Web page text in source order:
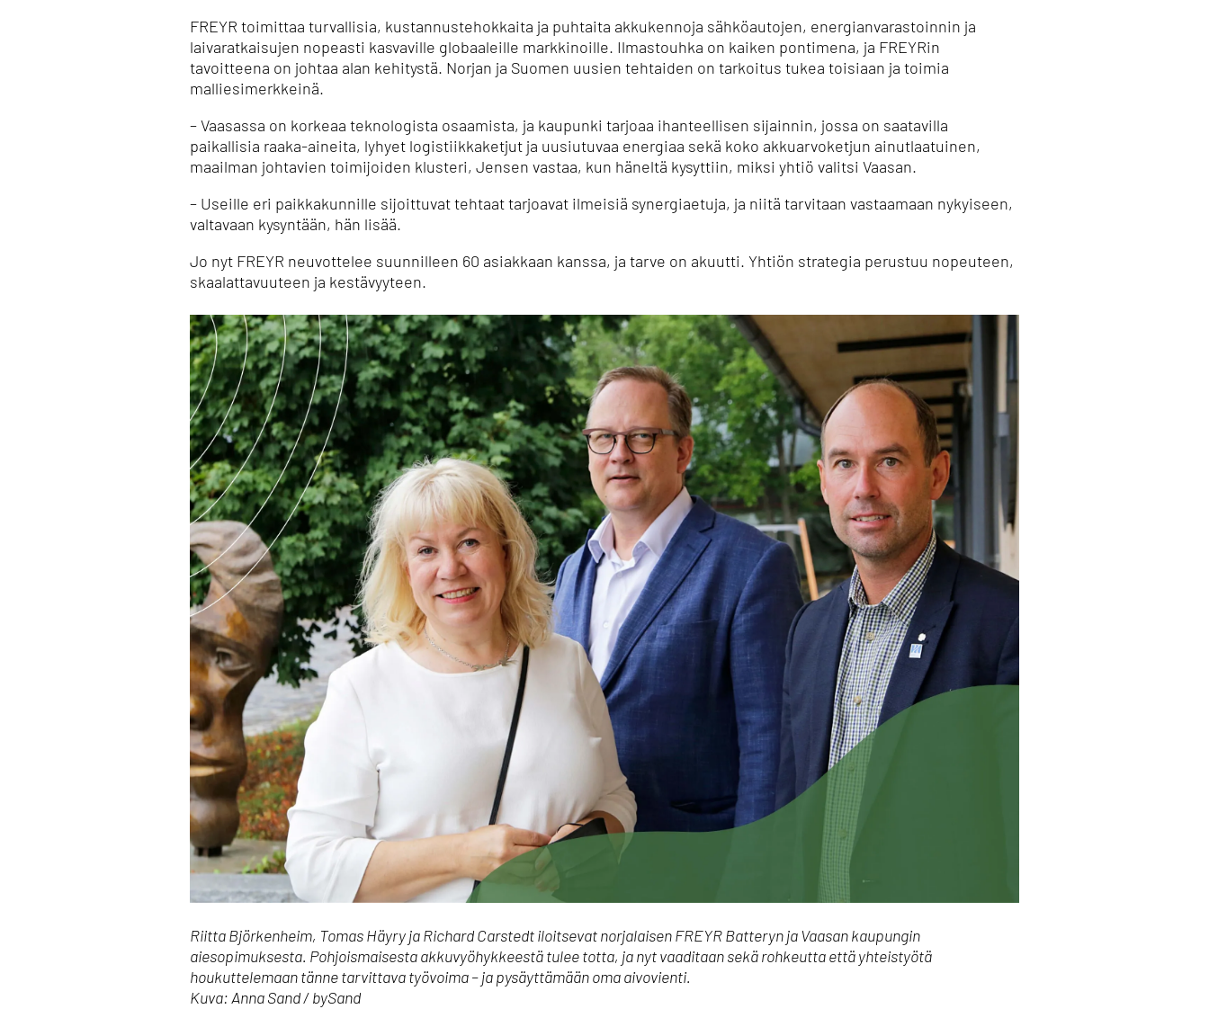
FREYR toimittaa turvallisia, kustannustehokkaita ja puhtaita akkukennoja sähköautojen, energianvarastoinnin ja
laivaratkaisujen nopeasti kasvaville globaaleille markkinoille. Ilmastouhka on kaiken pontimena, ja FREYRin
tavoitteena on johtaa alan kehitystä. Norjan ja Suomen uusien tehtaiden on tarkoitus tukea toisiaan ja toimia
malliesimerkkeinä.
– Vaasassa on korkeaa teknologista osaamista, ja kaupunki tarjoaa ihanteellisen sijainnin, jossa on saatavilla
paikallisia raaka-aineita, lyhyet logistiikkaketjut ja uusiutuvaa energiaa sekä koko akkuarvoketjun ainutlaatuinen,
maailman johtavien toimijoiden klusteri, Jensen vastaa, kun häneltä kysyttiin, miksi yhtiö valitsi Vaasan.
– Useille eri paikkakunnille sijoittuvat tehtaat tarjoavat ilmeisiä synergiaetuja, ja niitä tarvitaan vastaamaan nykyiseen,
valtavaan kysyntään, hän lisää.
Jo nyt FREYR neuvottelee suunnilleen 60 asiakkaan kanssa, ja tarve on akuutti. Yhtiön strategia perustuu nopeuteen,
skaalattavuuteen ja kestävyyteen.
Riitta Björkenheim, Tomas Häyry ja Richard Carstedt iloitsevat norjalaisen FREYR Batteryn ja Vaasan kaupungin
aiesopimuksesta. Pohjoismaisesta akkuvyöhykkeestä tulee totta, ja nyt vaaditaan sekä rohkeutta että yhteistyötä
houkuttelemaan tänne tarvittava työvoima – ja pysäyttämään oma aivovienti.
Kuva: Anna Sand / bySand